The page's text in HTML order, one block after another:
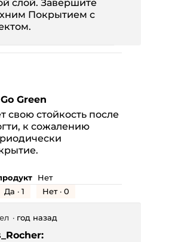
слой. Завершите
Покрытием с
Green
свою стойкость после
к сожалению
Нет
Да · 1 Нет · 0
· год назад